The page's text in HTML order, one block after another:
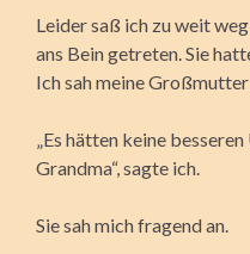
Leider saß ich zu weit
ans Bein getreten. Sie
Ich sah meine Großmutter
„Es hätten keine
Grandma“, sagte ich.
Sie sah mich fragend an.